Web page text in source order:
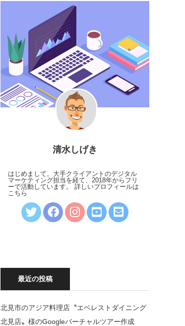
清水しげき
はじめまして。大手クライアントのデジタル
マーケティング担当を経て、2018年からフリ
ーで活動しています。 詳しいプロフィールは
こちら
最近の投稿
北見市のアジア料理店〝エベレストダイニング
北見店〟様のGoogleバーチャルツアー作成